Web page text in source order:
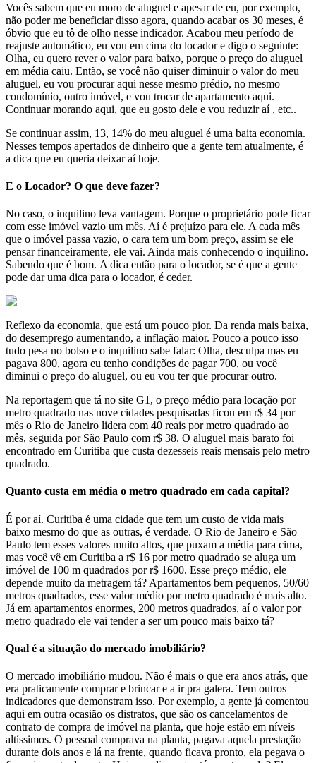
Vocês sabem que eu moro de aluguel e apesar de eu, por exemplo,
não poder me beneficiar disso agora, quando acabar os 30 meses, é
óbvio que eu tô de olho nesse indicador. Acabou meu período de
reajuste automático, eu vou em cima do locador e digo o seguinte:
Olha, eu quero rever o valor para baixo, porque o preço do aluguel
em média caiu. Então, se você não quiser diminuir o valor do meu
aluguel, eu vou procurar aqui nesse mesmo prédio, no mesmo
condomínio, outro imóvel, e vou trocar de apartamento aqui.
Continuar morando aqui, que eu gosto dele e vou reduzir aí , etc..
Se continuar assim, 13, 14% do meu aluguel é uma baita economia.
Nesses tempos apertados de dinheiro que a gente tem atualmente, é
a dica que eu queria deixar aí hoje.
E o Locador? O que deve fazer?
No caso, o inquilino leva vantagem. Porque o proprietário pode ficar
com esse imóvel vazio um mês. Aí é prejuízo para ele. A cada mês
que o imóvel passa vazio, o cara tem um bom preço, assim se ele
pensar financeiramente, ele vai. Ainda mais conhecendo o inquilino.
Sabendo que é bom. A dica então para o locador, se é que a gente
pode dar uma dica para o locador, é ceder.
Reflexo da economia, que está um pouco pior. Da renda mais baixa,
do desemprego aumentando, a inflação maior. Pouco a pouco isso
tudo pesa no bolso e o inquilino sabe falar: Olha, desculpa mas eu
pagava 800, agora eu tenho condições de pagar 700, ou você
diminui o preço do aluguel, ou eu vou ter que procurar outro.
Na reportagem que tá no site G1, o preço médio para locação por
metro quadrado nas nove cidades pesquisadas ficou em r$ 34 por
mês o Rio de Janeiro lidera com 40 reais por metro quadrado ao
mês, seguida por São Paulo com r$ 38. O aluguel mais barato foi
encontrado em Curitiba que custa dezesseis reais mensais pelo metro
quadrado.
Quanto custa em média o metro quadrado em cada capital?
É por aí. Curitiba é uma cidade que tem um custo de vida mais
baixo mesmo do que as outras, é verdade. O Rio de Janeiro e São
Paulo tem esses valores muito altos, que puxam a média para cima,
mas você vê em Curitiba a r$ 16 por metro quadrado se aluga um
imóvel de 100 m quadrados por r$ 1600. Esse preço médio, ele
depende muito da metragem tá? Apartamentos bem pequenos, 50/60
metros quadrados, esse valor médio por metro quadrado é mais alto.
Já em apartamentos enormes, 200 metros quadrados, aí o valor por
metro quadrado ele vai tender a ser um pouco mais baixo tá?
Qual é a situação do mercado imobiliário?
O mercado imobiliário mudou. Não é mais o que era anos atrás, que
era praticamente comprar e brincar e a ir pra galera. Tem outros
indicadores que demonstram isso. Por exemplo, a gente já comentou
aqui em outra ocasião os distratos, que são os cancelamentos de
contrato de compra de imóvel na planta, que hoje estão em níveis
altíssimos. O pessoal comprava na planta, pagava aquela prestação
durante dois anos e lá na frente, quando ficava pronto, ela pegava o